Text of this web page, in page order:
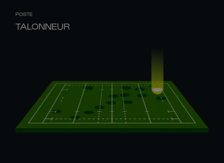
POSTE
TALONNEUR